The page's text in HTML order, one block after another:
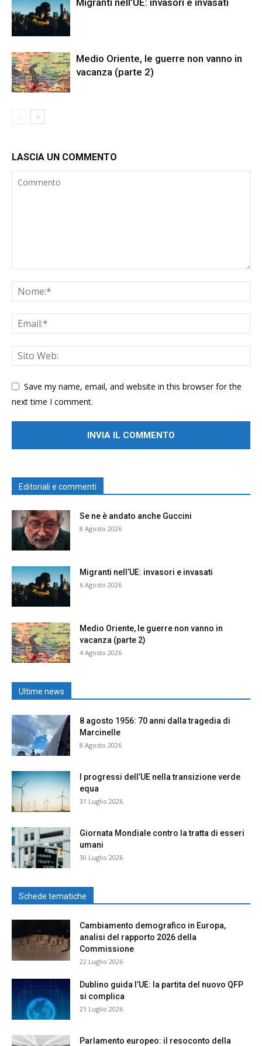
Migranti nell’UE: invasori e invasati
Medio Oriente, le guerre non vanno in
vacanza (parte 2)
LASCIA UN COMMENTO
Save my name, email, and website in this browser for the
next time I comment.
Editoriali e commenti
Se ne è andato anche Guccini
8 Agosto 2026
Migranti nell’UE: invasori e invasati
6 Agosto 2026
Medio Oriente, le guerre non vanno in
vacanza (parte 2)
4 Agosto 2026
Ultime news
8 agosto 1956: 70 anni dalla tragedia di
Marcinelle
8 Agosto 2026
I progressi dell’UE nella transizione verde
equa
31 Luglio 2026
Giornata Mondiale contro la tratta di esseri
umani
30 Luglio 2026
Schede tematiche
Cambiamento demografico in Europa,
analisi del rapporto 2026 della
Commissione
22 Luglio 2026
Dublino guida l’UE: la partita del nuovo QFP
si complica
21 Luglio 2026
Parlamento europeo: il resoconto della